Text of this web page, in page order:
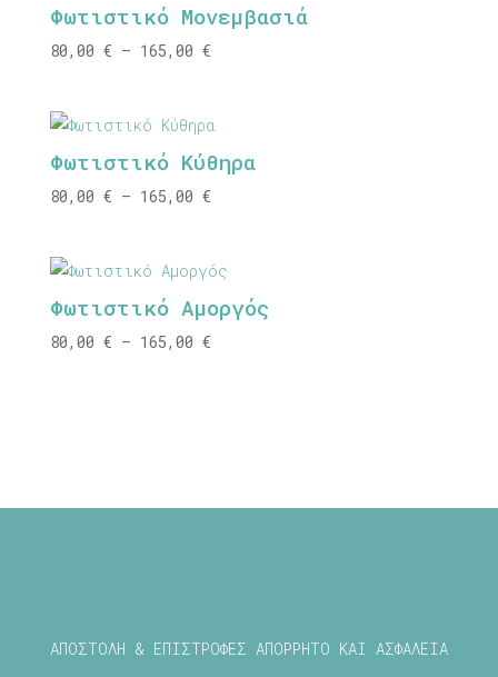
Φωτιστικό Μονεμβασιά
80,00 € – 165,00 €Price
through
165,00 €
Φωτιστικό Κύθηρα
80,00 € – 165,00 €Price
through
165,00 €
Φωτιστικό Αμοργός
80,00 € – 165,00 €Price
ΑΠΟΣΤΟΛΗ & ΕΠΙΣΤΡΟΦΕΣ ΑΠΟΡΡΗΤΟ ΚΑΙ ΑΣΦΑΛΕΙΑ